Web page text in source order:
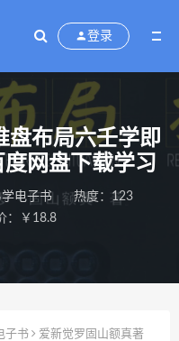
登录
盘布局六壬学即
网盘下载学习
电子书
热度：123
：￥18.8
子书
爱新觉罗固山额真著